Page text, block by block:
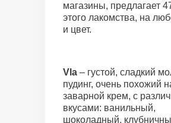
магазины, предлагает
этого лакомства, на
и цвет.
Vla – густой, сладкий
пудинг, очень похожий
заварной крем, с
вкусами: ванильный,
шоколадный,